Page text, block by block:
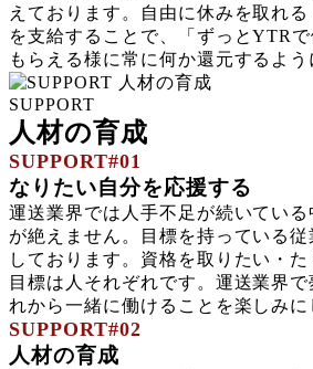
えております。自由に休みを取れ
を支給することで、「ずっとYTR
もらえる様に常に何か還元するよう
SUPPORT
人材の育成
SUPPORT#01
なりたい自分を応援する
運送業界では人手不足が続いてい
が絶えません。目標を持っている
しております。資格を取りたい・
目標は人それぞれです。運送業界
れから一緒に働けることを楽しみに
SUPPORT#02
人材の育成